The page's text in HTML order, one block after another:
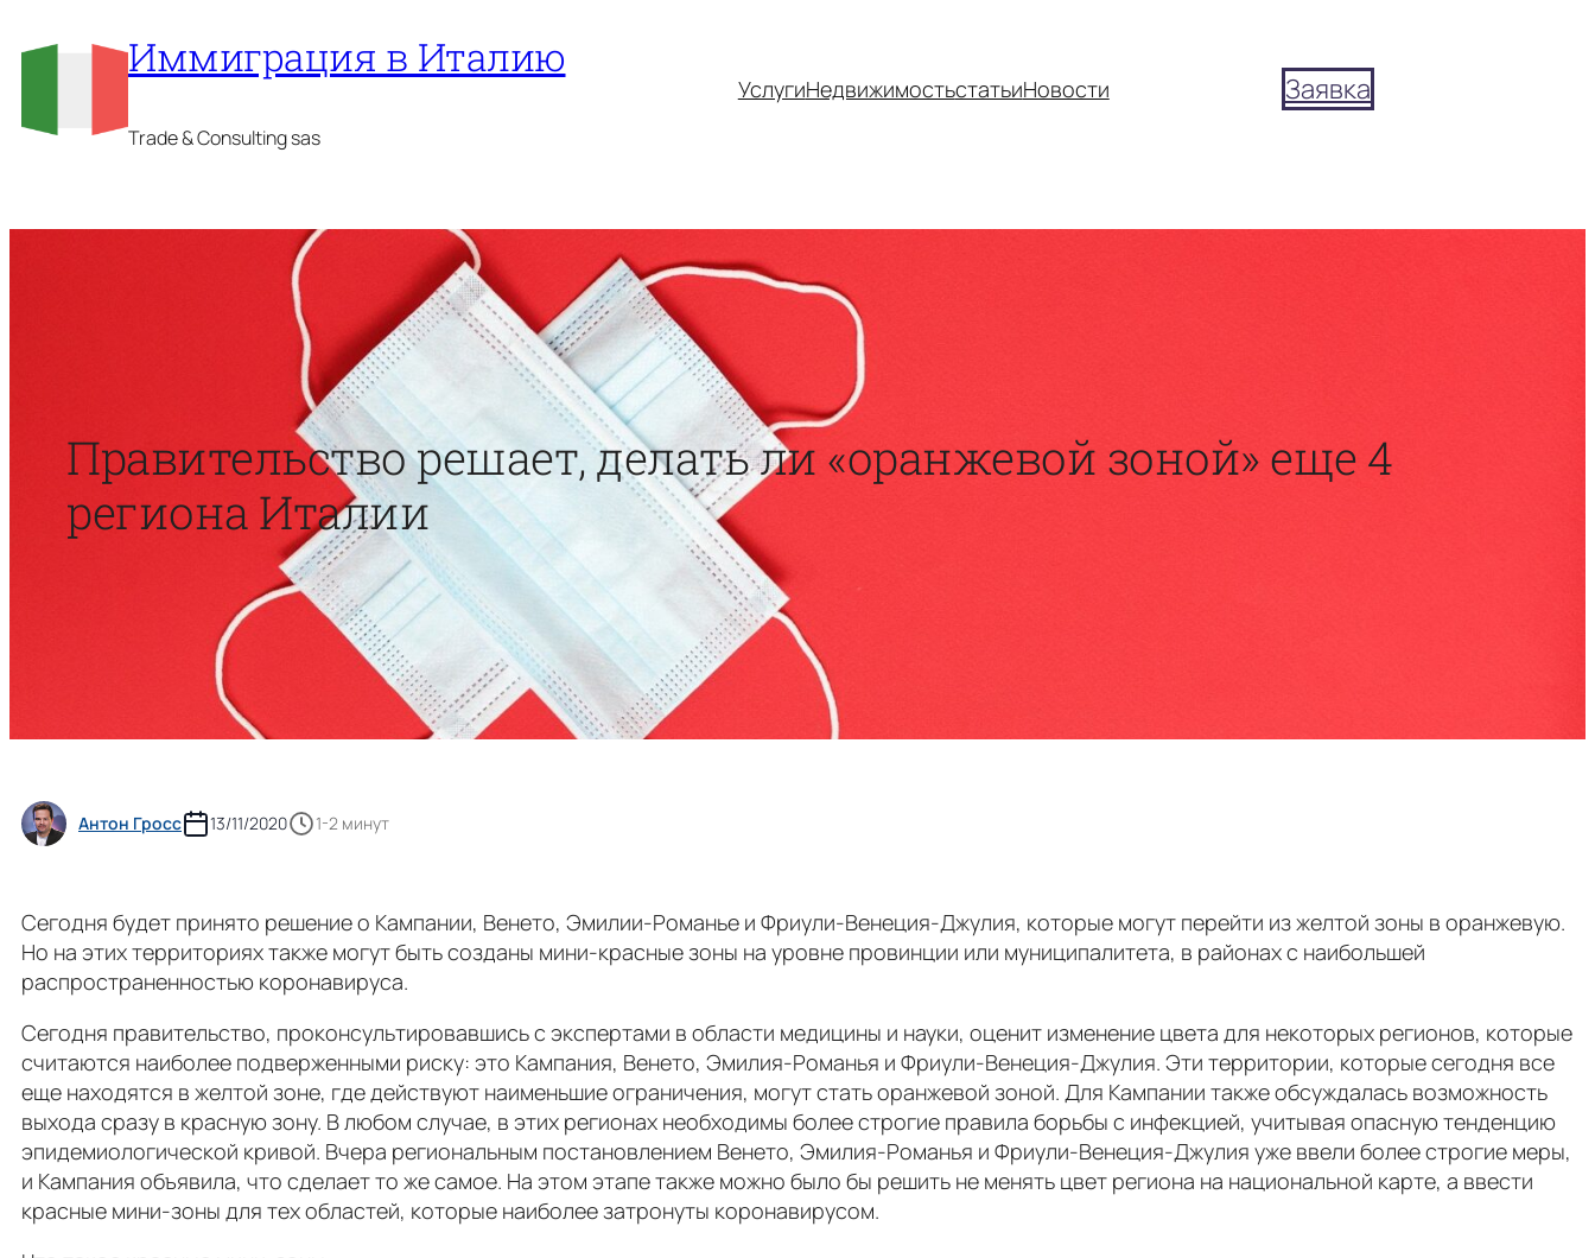
Иммиграция в Италию
Trade & Consulting sas
УслугиНедвижимостьстатьиНовости Заявка
Правительство решает, делать ли «оранжевой зоной» еще 4
региона Италии
Антон Гросс 13/11/2020 1-2 минут
Сегодня будет принято решение о Кампании, Венето, Эмилии-Романье и Фриули-Венеция-Джулия, которые могут перейти из желтой зоны в оранжевую.
Но на этих территориях также могут быть созданы мини-красные зоны на уровне провинции или муниципалитета, в районах с наибольшей
распространенностью коронавируса.
Сегодня правительство, проконсультировавшись с экспертами в области медицины и науки, оценит изменение цвета для некоторых регионов, которые
считаются наиболее подверженными риску: это Кампания, Венето, Эмилия-Романья и Фриули-Венеция-Джулия. Эти территории, которые сегодня все
еще находятся в желтой зоне, где действуют наименьшие ограничения, могут стать оранжевой зоной. Для Кампании также обсуждалась возможность
выхода сразу в красную зону. В любом случае, в этих регионах необходимы более строгие правила борьбы с инфекцией, учитывая опасную тенденцию
эпидемиологической кривой. Вчера региональным постановлением Венето, Эмилия-Романья и Фриули-Венеция-Джулия уже ввели более строгие меры,
и Кампания объявила, что сделает то же самое. На этом этапе также можно было бы решить не менять цвет региона на национальной карте, а ввести
красные мини-зоны для тех областей, которые наиболее затронуты коронавирусом.